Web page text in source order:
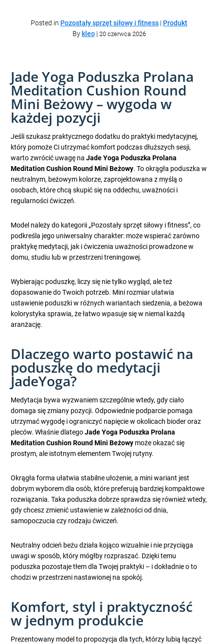
Posted in Pozostały sprzęt siłowy i fitness | Produkt
By kleo| 20 czerwca 2026
Jade Yoga Poduszka Prolana
Meditation Cushion Round
Mini Beżowy – wygoda w
każdej pozycji
Jeśli szukasz praktycznego dodatku do praktyki medytacyjnej,
który pomoże Ci utrzymać komfort podczas dłuższych sesji,
warto zwrócić uwagę naJade Yoga Poduszka Prolana
Meditation Cushion Round Mini Beżowy. To okrągła poduszka w
neutralnym, beżowym kolorze, zaprojektowana z myślą o
osobach, które chcą skupić się na oddechu, uważności i
regularności ćwiczeń.
Model należy do kategorii „Pozostały sprzęt siłowy i fitness”, co
podkreśla jego uniwersalny charakter: może wspierać zarówno
praktykę medytacji, jak i ćwiczenia uważności prowadzone w
domu, studiu lub w przestrzeni treningowej.
Wybierając poduszkę, liczy się nie tylko wygląd, ale też
dopasowanie do Twoich potrzeb. Mini rozmiar ułatwia
ustawienie poduszki w różnych wariantach siedzenia, a beżowa
kolorystyka sprawia, że łatwo wpasuje się w niemal każdą
aranżację.
Dlaczego warto postawić na
poduszkę do medytacji
JadeYoga?
Medytacja bywa wyzwaniem szczególnie wtedy, gdy ciało
domaga się zmiany pozycji. Odpowiednie podparcie pomaga
utrzymać wygodę i ograniczyć napięcie w okolicach bioder oraz
pleców. Właśnie dlategoJade Yoga Poduszka Prolana
Meditation Cushion Round Mini Beżowy może okazać się
prostym, ale istotnym elementem Twojej rutyny.
Okrągła forma ułatwia stabilne ułożenie, a mini wariant jest
dobrym wyborem dla osób, które preferują bardziej kompaktowe
rozwiązania. Taka poduszka dobrze sprawdza się również wtedy,
gdy chcesz zmienić ustawienie w zależności od dnia,
samopoczucia czy rodzaju ćwiczeń.
Neutralny odcień beżu działa kojąco wizualnie i nie przyciąga
uwagi w sposób, który mógłby rozpraszać. Dzięki temu
poduszka pozostaje tłem dla Twojej praktyki – i dokładnie o to
chodzi w przestrzeni nastawionej na spokój.
Komfort, styl i praktyczność
w jednym produkcie
Prezentowany model to propozycja dla tych, którzy lubią łączyć